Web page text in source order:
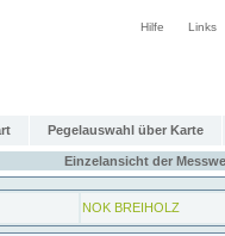
Hilfe Links
Pegelauswahl über Karte
Einzelansicht der
NOK BREIHOLZ